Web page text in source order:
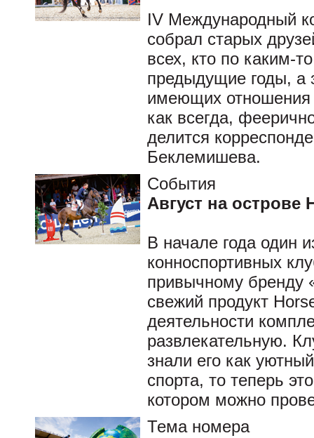
IV Международный
собрал старых
всех, кто по каким-
предыдущие годы, а
имеющих отношения
как всегда,
делится
Беклемишева.
События
Август на острове
В начале года один
конноспортивных
привычному бренду
свежий продукт
деятельности
развлекательную.
знали его как
спорта, то теперь
котором можно
Тема номера